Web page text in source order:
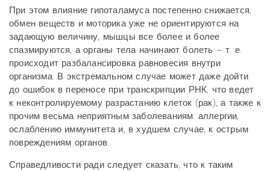
При этом влияние гипоталамуса постепенно снижается,
обмен веществ и моторика уже не ориентируются на
задающую величину, мышцы все более и более
спазмируются, а органы тела начинают болеть – т. е.
происходит разбалансировка равновесия внутри
организма. В экстремальном случае может даже дойти
до ошибок в переносе при транскрипции РНК, что ведет
к неконтролируемому разрастанию клеток (рак), а также к
прочим весьма неприятным заболеваниям: аллергии,
ослаблению иммунитета и, в худшем случае, к острым
повреждениям органов.
Справедливости ради следует сказать, что к таким